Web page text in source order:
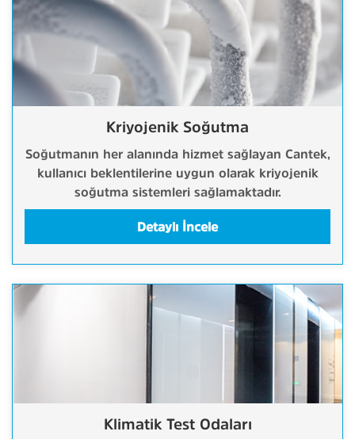
Kriyojenik Soğutma
Soğutmanın her alanında hizmet sağlayan Cantek,
kullanıcı beklentilerine uygun olarak kriyojenik
soğutma sistemleri sağlamaktadır.
Detaylı İncele
Klimatik Test Odaları